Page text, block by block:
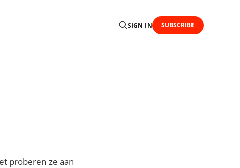
SIGN IN SUBSCRIBE
proberen ze aan